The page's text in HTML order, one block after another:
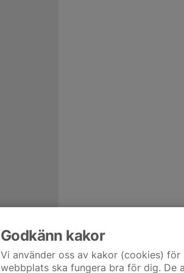
Godkänn kakor
Vi använder oss av kakor (cookies)
webbplats ska fungera bra för dig. De